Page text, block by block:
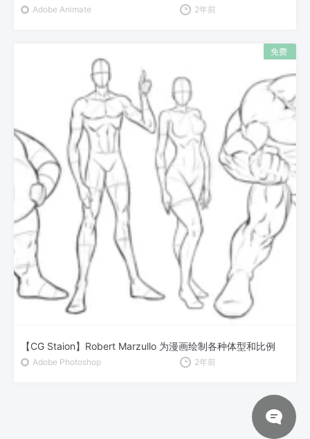
Adobe Animate 2年前
【CG Staion】Robert Marzullo 为漫画绘制各种体型和比例
Adobe Photoshop 2年前